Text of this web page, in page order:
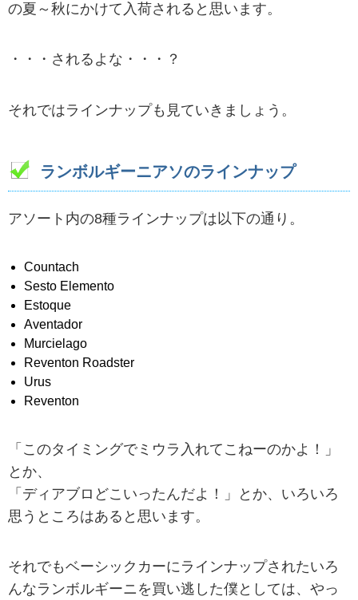
の夏～秋にかけて入荷されると思います。
・・・されるよな・・・？
それではラインナップも見ていきましょう。
ランボルギーニアソのラインナップ
アソート内の8種ラインナップは以下の通り。
Countach
Sesto Elemento
Estoque
Aventador
Murcielago
Reventon Roadster
Urus
Reventon
「このタイミングでミウラ入れてこねーのかよ！」
とか、
「ディアブロどこいったんだよ！」とか、いろいろ
思うところはあると思います。
それでもベーシックカーにラインナップされたいろ
んなランボルギーニを買い逃した僕としては、やっ